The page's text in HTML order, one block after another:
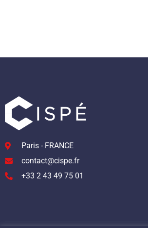
Paris - FRANCE
contact@cispe.fr
+33 2 43 49 75 01